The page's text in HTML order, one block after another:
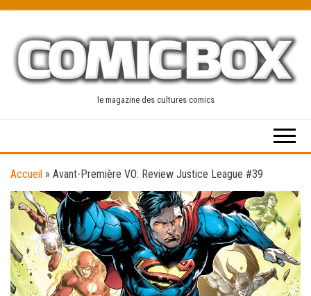
content
le magazine des cultures comics
Accueil » Avant-Première VO: Review Justice League #39